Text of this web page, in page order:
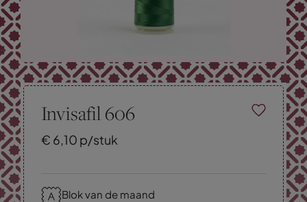
Invisafil 606
€ 6,10 p/stuk
Blok van de maand